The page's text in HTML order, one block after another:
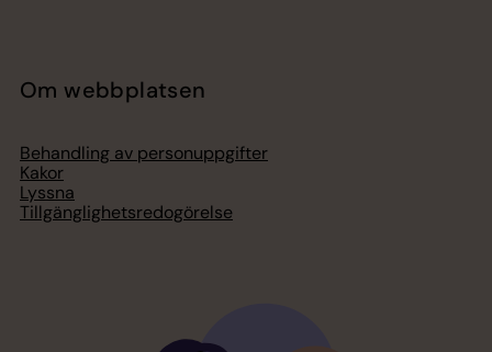
Om webbplatsen
Behandling av personuppgifter
Kakor
Lyssna
Tillgänglighetsredogörelse